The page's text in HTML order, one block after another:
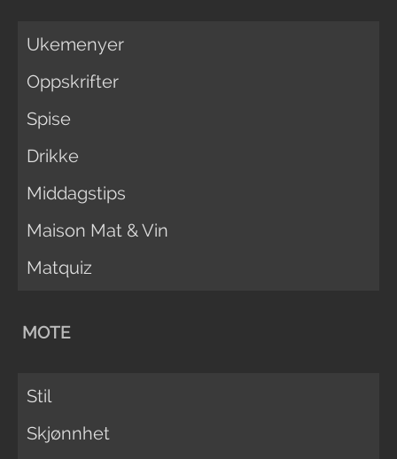
Ukemenyer
Oppskrifter
Spise
Drikke
Middagstips
Maison Mat & Vin
Matquiz
MOTE
Stil
Skjønnhet